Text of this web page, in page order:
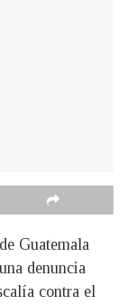
Guatemala
denuncia
contra el